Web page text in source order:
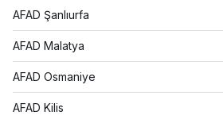
AFAD Şanlıurfa
AFAD Malatya
AFAD Osmaniye
AFAD Kilis